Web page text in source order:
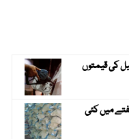
کی قیمتوں
میں کئی